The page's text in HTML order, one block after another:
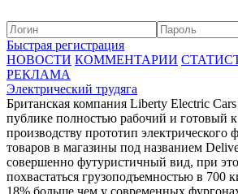
Быстрая регистрация
НОВОСТИ КОММЕНТАРИИ
РЕКЛАМА
Электрический трудяга
Британская компания Liberty Electric Cars
публике полностью рабочий и готовый
производству прототип электрического
товаров в магазины под названием
совершенно футуристичный вид, при
похвастаться грузоподъемностью в 700
18% больше чем у современных